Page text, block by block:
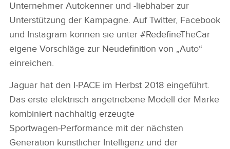
Unternehmer Autokenner und ‑liebhaber zur
Unterstützung der Kampagne. Auf Twitter, Facebook
und Instagram können sie unter #RedefineTheCar
eigene Vorschläge zur Neudefinition von „Auto“
einreichen.
Jaguar hat den I‑PACE im Herbst 2018 eingeführt.
Das erste elektrisch angetriebene Modell der Marke
kombiniert nachhaltig erzeugte
Sportwagen‑Performance mit der nächsten
Generation künstlicher Intelligenz und der